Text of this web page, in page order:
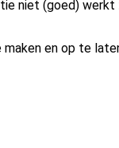
niet (goed)
en op te